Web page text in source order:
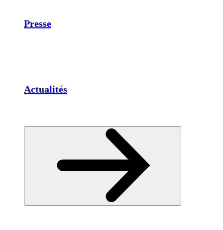
Presse
Actualités